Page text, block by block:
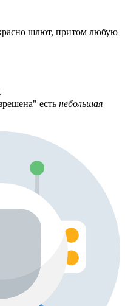
шлют, притом любую
есть небольшая